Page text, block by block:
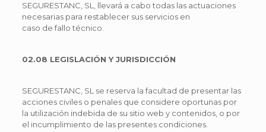
SEGURESTANC, SL, llevará a cabo todas las actuaciones
necesarias para restablecer sus servicios en
caso de fallo técnico.
02.08 LEGISLACIÓN Y JURISDICCIÓN
SEGURESTANC, SL se reserva la facultad de presentar las
acciones civiles o penales que considere oportunas por
la utilización indebida de su sitio web y contenidos, o por
el incumplimiento de las presentes condiciones.